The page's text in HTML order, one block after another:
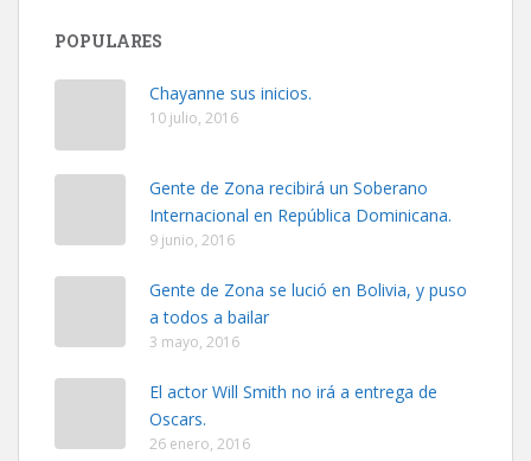
POPULARES
Chayanne sus inicios.
10 julio, 2016
Gente de Zona recibirá un Soberano
Internacional en República Dominicana.
9 junio, 2016
Gente de Zona se lució en Bolivia, y puso
a todos a bailar
3 mayo, 2016
El actor Will Smith no irá a entrega de
Oscars.
26 enero, 2016